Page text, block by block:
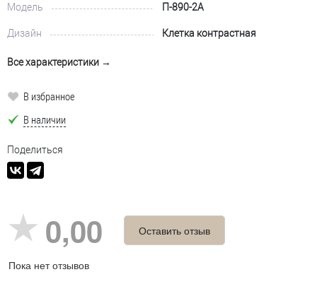
Модель П-890-2А
Дизайн Клетка контрастная
Все характеристики →
В избранное
В наличии
Поделиться
0,00
Пока нет отзывов
Оставить отзыв